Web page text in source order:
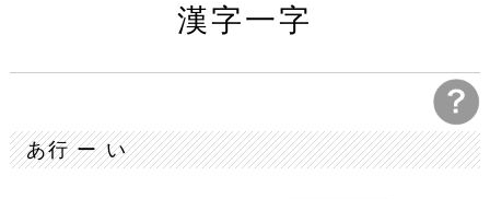
漢字一字
あ行 ー い